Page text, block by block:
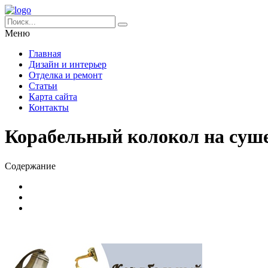
Меню
Главная
Дизайн и интерьер
Отделка и ремонт
Статьи
Карта сайта
Контакты
Корабельный колокол на
Содержание